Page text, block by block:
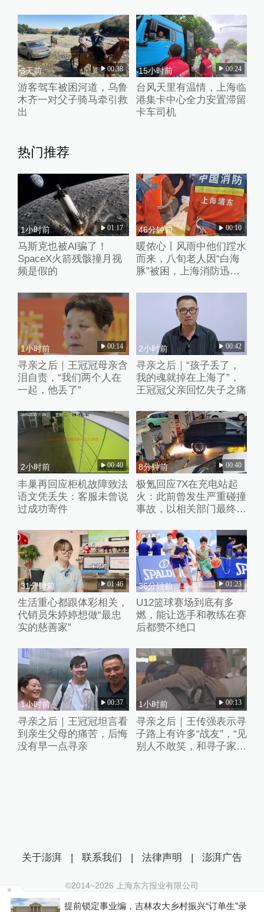
3天前 00:38
游客驾车被困河道，乌鲁
木齐一对父子骑马牵引救
出
15小时前 00:24
台风天里有温情，上海临
港集卡中心全力安置滞留
卡车司机
热门推荐
1小时前 01:17
马斯克也被AI骗了！
SpaceX火箭残骸撞月视
频是假的
46分钟前 00:10
暖侬心丨风雨中他们蹚水
而来，八旬老人因“白海
豚”被困，上海消防迅速
1小时前 00:14
寻亲之后｜王冠冠母亲含
泪自责，“我们两个人在
一起，他丢了”
2小时前 00:42
寻亲之后｜“孩子丢了，
我的魂就掉在上海了”，
王冠冠父亲回忆失子之痛
2小时前 00:40
丰巢再回应柜机故障致法
语文凭丢失：客服未曾说
过成功寄件
8分钟前 00:40
极氪回应7X在充电站起
火：此前曾发生严重碰撞
事故，以相关部门最终调
31分钟前 01:46
生活重心都跟体彩相关，
代销员朱婷婷想做“最忠
实的慈善家”
36分钟前 01:23
U12篮球赛场到底有多
燃，能让选手和教练在赛
后都赞不绝口
1小时前 00:37
寻亲之后｜王冠冠坦言看
到亲生父母的痛苦，后悔
没有早一点寻亲
1小时前 00:13
寻亲之后｜王传强表示寻
子路上有许多“战友”，“见
别人不敢笑，和寻子家长
提前锁定事业编，吉林农大乡村振兴“订单生”录
关于澎湃 | 联系我们 | 法律声明 | 澎湃广告
©2014~2026 上海东方报业有限公司
沪ICP证：沪B2-20170116 | 沪ICP备14003370号